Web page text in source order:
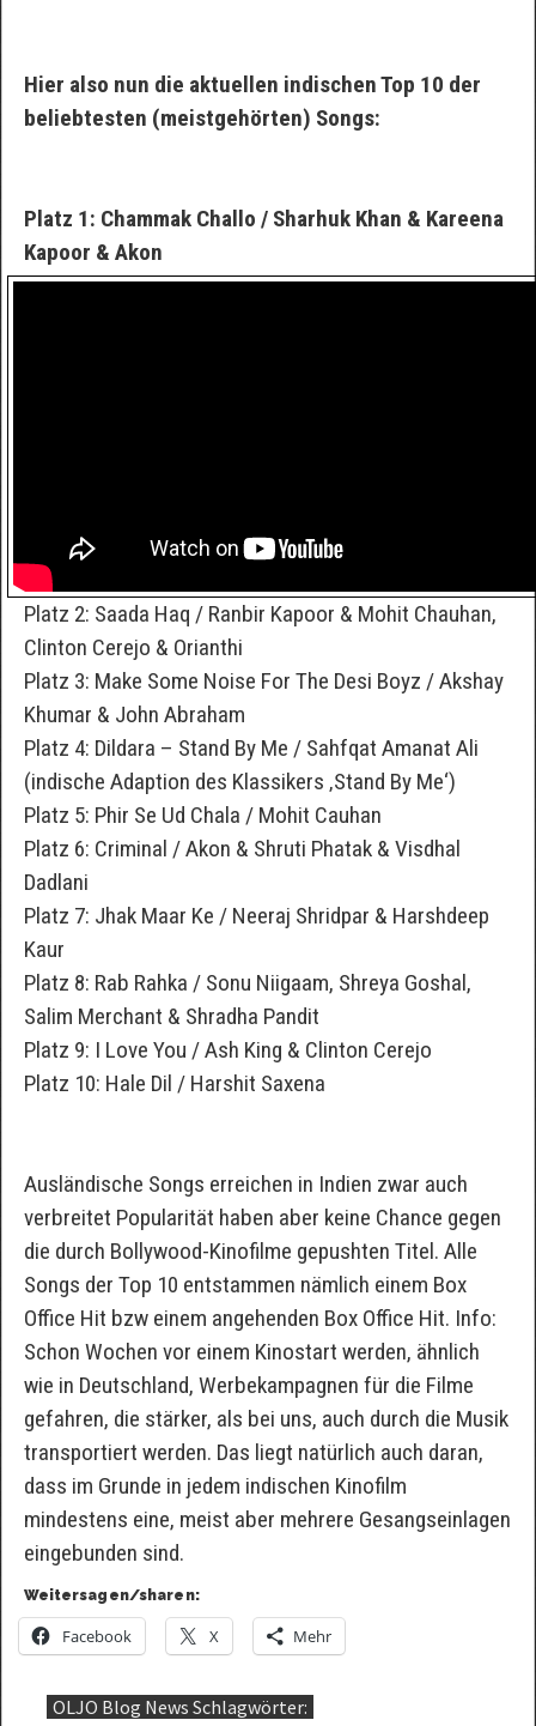
Hier also nun die aktuellen indischen Top 10 der
beliebtesten (meistgehörten) Songs:
Platz 1: Chammak Challo / Sharhuk Khan & Kareena
Kapoor & Akon
Platz 2: Saada Haq / Ranbir Kapoor & Mohit Chauhan,
Clinton Cerejo & Orianthi
Platz 3: Make Some Noise For The Desi Boyz / Akshay
Khumar & John Abraham
Platz 4: Dildara – Stand By Me / Sahfqat Amanat Ali
(indische Adaption des Klassikers ‚Stand By Me‘)
Platz 5: Phir Se Ud Chala / Mohit Cauhan
Platz 6: Criminal / Akon & Shruti Phatak & Visdhal
Dadlani
Platz 7: Jhak Maar Ke / Neeraj Shridpar & Harshdeep
Kaur
Platz 8: Rab Rahka / Sonu Niigaam, Shreya Goshal,
Salim Merchant & Shradha Pandit
Platz 9: I Love You / Ash King & Clinton Cerejo
Platz 10: Hale Dil / Harshit Saxena
Ausländische Songs erreichen in Indien zwar auch
verbreitet Popularität haben aber keine Chance gegen
die durch Bollywood-Kinofilme gepushten Titel. Alle
Songs der Top 10 entstammen nämlich einem Box
Office Hit bzw einem angehenden Box Office Hit. Info:
Schon Wochen vor einem Kinostart werden, ähnlich
wie in Deutschland, Werbekampagnen für die Filme
gefahren, die stärker, als bei uns, auch durch die Musik
transportiert werden. Das liegt natürlich auch daran,
dass im Grunde in jedem indischen Kinofilm
mindestens eine, meist aber mehrere Gesangseinlagen
eingebunden sind.
Weitersagen/sharen:
Facebook X Mehr
OLJO Blog News Schlagwörter: